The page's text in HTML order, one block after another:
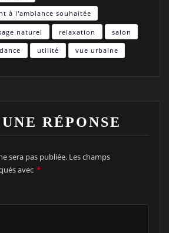
à l'ambiance souhaitée
naturel relaxation salon
utilité vue urbaine
RÉPONSE
sera pas publiée. Les champs
avec *